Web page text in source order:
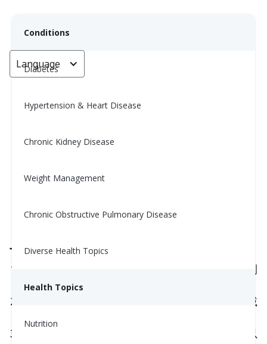
Conditions
Diabetes
Hypertension & Heart Disease
Chronic Kidney Disease
Weight Management
Chronic Obstructive Pulmonary Disease
Diverse Health Topics
Health Topics
Nutrition
Language
为什么我的血糖在早上总是比较
高？(High Fasting Blood Sugar
Levels: Why and How to
Improve)
October 25, 2022
早上的血糖比晚上高，有可能是因为：
激素在夜间或早晨释放，导致肝脏将葡萄糖释放到
血液中（详情参见黎明现象和苏木杰现象）。
在晚餐或晚餐后吃高淀粉或高脂肪的食物会导致减
慢葡萄糖被吸收的速度。
由于上述原因，我们在睡前使用的药物可能不足以